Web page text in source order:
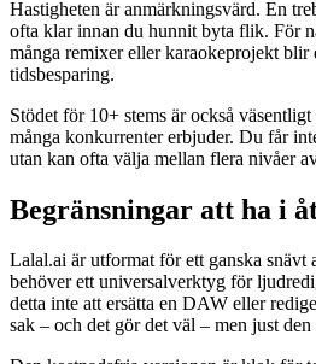
Hastigheten är anmärkningsvärd. En
ofta klar innan du hunnit byta flik. För
många remixer eller karaokeprojekt blir
tidsbesparing.
Stödet för 10+ stems är också
många konkurrenter erbjuder. Du får
utan kan ofta välja mellan flera nivåer
Begränsningar att ha i
Lalal.ai är utformat för ett ganska snävt
behöver ett universalverktyg för
detta inte att ersätta en DAW eller
sak – och det gör det väl – men just den